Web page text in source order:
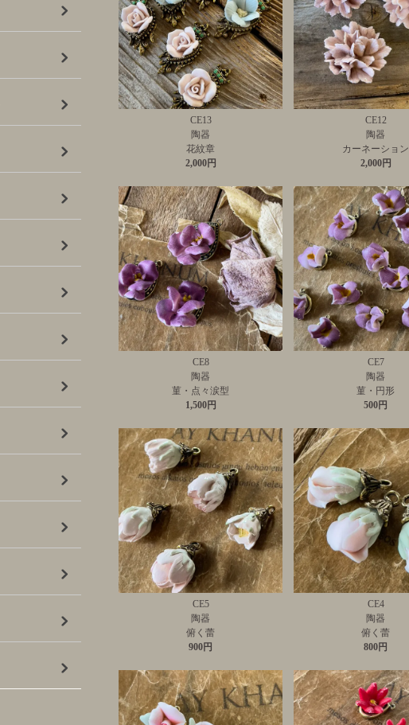
CE13
陶器
花紋章
2,000円
CE12
陶器
カーネーション
2,000円
CE8
陶器
菫・点々涙型
1,500円
CE7
陶器
菫・円形
500円
CE5
陶器
俯く蕾
900円
CE4
陶器
俯く蕾
800円